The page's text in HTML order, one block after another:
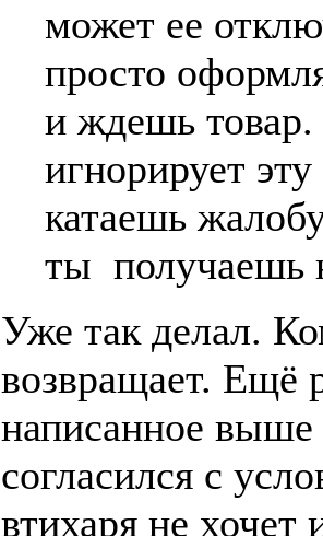
может ее
просто
и ждешь
игнорирует эту
катаешь
ты получаешь
Уже так делал.
возвращает. Ещё
написанное
согласился с
втихаря не хочет